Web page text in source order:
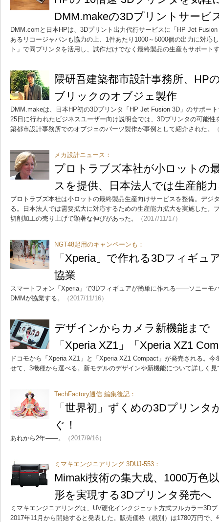
DMM.makeの3Dプリントサービ
DMM.comと日本HPは、3Dプリント出力代行サービスに「HP Jet
あるリコージャパンも協力の上、1件あたり1000～5000個の出力に対応
ト」で同プリンタを活用し、試作だけでなく最終製品の生産もサポート
隈研吾建築都市設計事務所、HP
ブリックのオブジェ製作
DMM.makeは、日本HP初の3Dプリンタ「HP Jet Fusion 3D」のサポー
25日に行われたビジネスユーザー向け説明会では、3Dプリンタの可能
築都市設計事務所でのオブジェのパーツ製作が事例として紹介された。
メカ設計ニュース：
プロトラブズ本社が小ロットの
スを提供、日本法人では生産能
プロトラブズ本社は小ロットの最終製品生産向けサービスを整備。デジ
る。日本法人では需要拡大に対応するための生産能力拡大を実施した。
切削加工の売り上げで顕著な伸びがあった。
（2017/11/17）
NGT48起用のキャンペーンも：
「Xperia」で作れる3Dフィギ
協業
スマートフォン「Xperia」で3Dフィギュアが簡単に作れる――ソニーモ
DMMが協業する。
（2017/11/16）
デザインからカメラ新機能まで
「Xperia XZ1」「Xperia XZ1
ドコモから「Xperia XZ1」と「Xperia XZ1 Compact」が発売される。
せて、3機種から選べる。新モデルのデザインや新機能について詳しく見
TechFactory通信 編集後記：
「世界初」ずくめの3Dプリン
ぐ！
あれから2年――。 （2017/9/16）
ミマキエンジニアリング 3DUJ-553：
Mimaki技術の集大成、1000万色
形を実現する3Dプリンタ発売へ
ミマキエンジニアリングは、UV硬化インクジェット方式フルカラー3D
2017年11月から開始すると発表した。販売価格（税別）は1780万円で